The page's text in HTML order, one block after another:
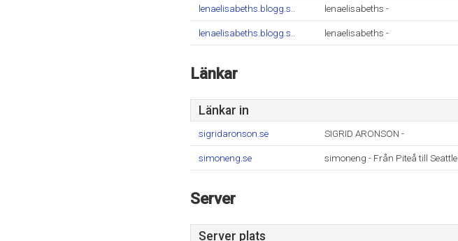
lenaelisabeths.blogg.s.. lenaelisabeths -
lenaelisabeths.blogg.s.. lenaelisabeths -
Länkar
Länkar in
sigridaronson.se SIGRID ARONSON -
simoneng.se simoneng - Från Piteå till Seattle
Server
Server plats